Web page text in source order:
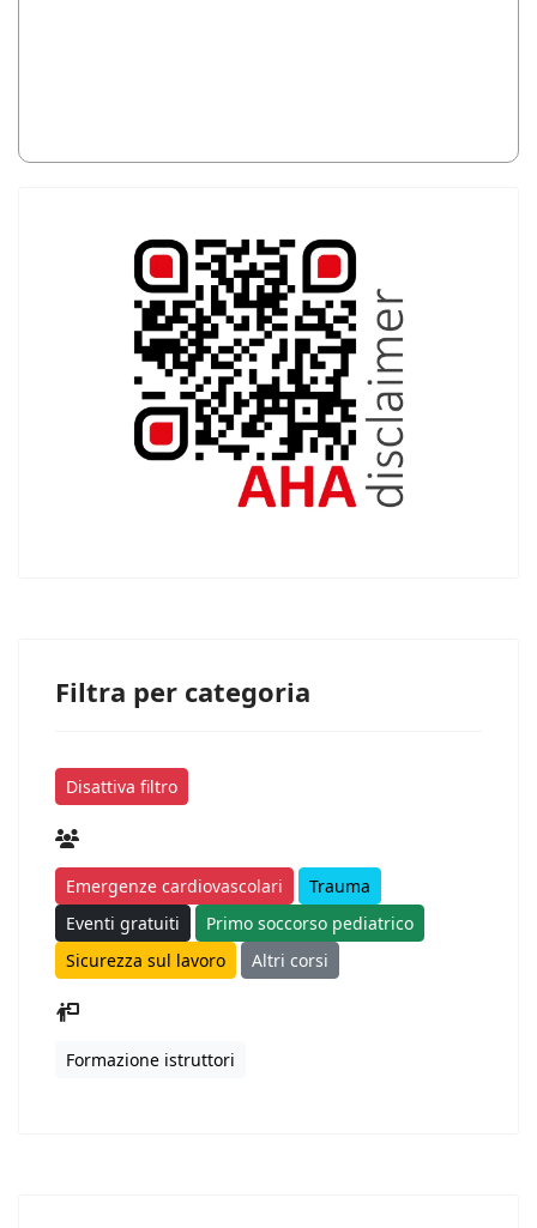
Filtra per categoria
Disattiva filtro
Emergenze cardiovascolari
Trauma
Eventi gratuiti
Primo soccorso pediatrico
Sicurezza sul lavoro
Altri corsi
Formazione istruttori